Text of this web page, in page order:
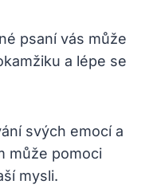
psaní vás může
a lépe se
svých emocí a
může pomoci
mysli.